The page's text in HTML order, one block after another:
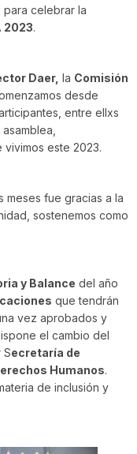
celebrar la
2023.
Daer, la Comisión
desde
entre ellxs
vivimos este 2023.
meses fue gracias a la
sostenemos como
y Balance del año
que tendrán
vez aprobados y
el cambio del
Secretaría de
Humanos.
de inclusión y